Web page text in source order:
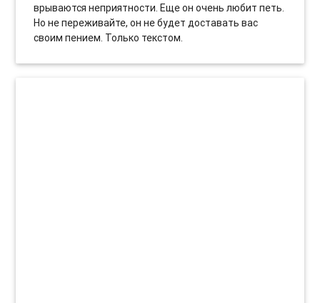
врываются неприятности. Еще он очень любит петь.
Но не переживайте, он не будет доставать вас
своим пением. Только текстом.